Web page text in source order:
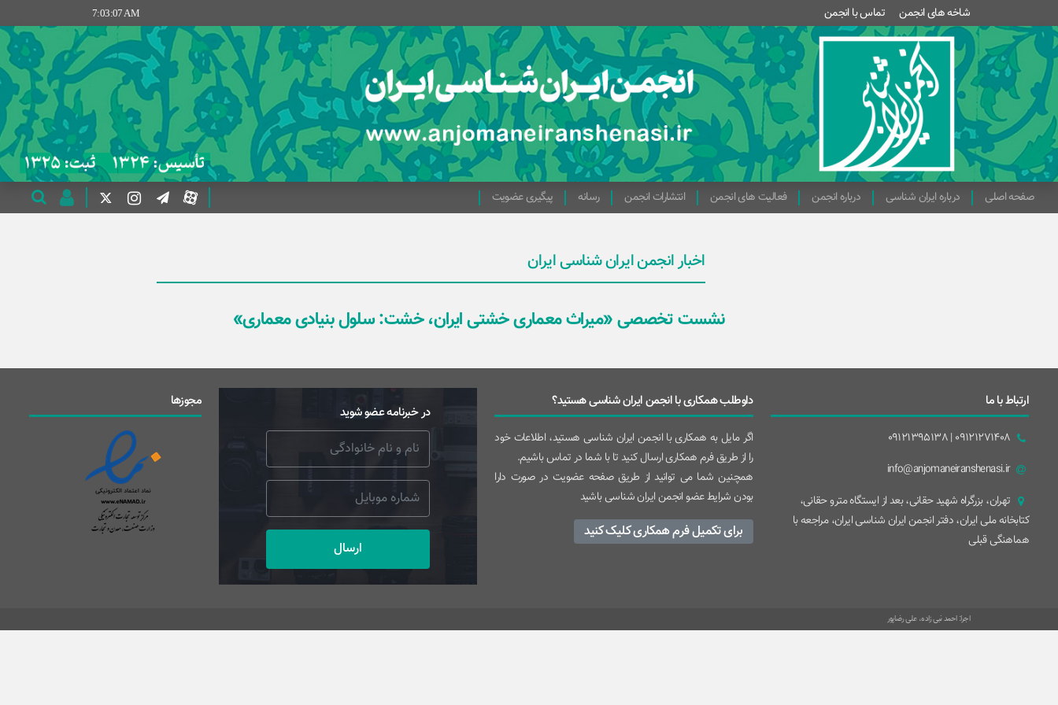
شاخه های انجمن تماس با انجمن 7:03:07 AM
صفحه اصلی درباره ایران شناسی درباره انجمن فعالیت های انجمن انتشارات انجمن رسانه پیگیری عضویت
اخبار انجمن ایران شناسی ایران
نشست تخصصی «میراث معماری خشتی ایران، خشت: سلول بنیادی معماری»
ارتباط با ما
09121271408 | 09121395138
info@anjomaneiranshenasi.ir
تهران، بزرگراه شهيد حقانی، بعد از ايستگاه مترو حقانی،
کتابخانه ملی ایران، دفتر انجمن ایران شناسی ایران، مراجعه با
هماهنگی قبلی
داوطلب همکاری با انجمن ایران شناسی هستید؟
اگر مایل به همکاری با انجمن ایران شناسی هستید، اطلاعات خود
را از طریق فرم همکاری ارسال کنید تا با شما در تماس باشیم.
همچنین شما می توانید از طریق صفحه عضویت در صورت دارا
بودن شرایط عضو انجمن ایران شناسی باشید
برای تکمیل فرم همکاری کلیک کنید
در خبرنامه عضو شوید
ارسال
مجوزها
اجرا: احمد نبی زاده، علی رضاپور